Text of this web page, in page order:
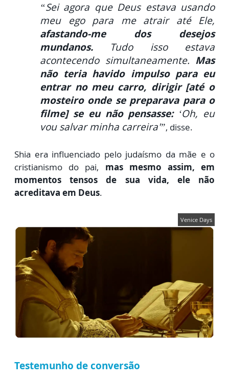
“Sei agora que Deus estava usando
meu ego para me atrair até Ele,
afastando-me dos desejos
mundanos. Tudo isso estava
acontecendo simultaneamente. Mas
não teria havido impulso para eu
entrar no meu carro, dirigir [até o
mosteiro onde se preparava para o
filme] se eu não pensasse: ‘Oh, eu
vou salvar minha carreira'”, disse.
Shia era influenciado pelo judaísmo da mãe e o
cristianismo do pai, mas mesmo assim, em
momentos tensos de sua vida, ele não
acreditava em Deus.
Venice Days
Testemunho de conversão